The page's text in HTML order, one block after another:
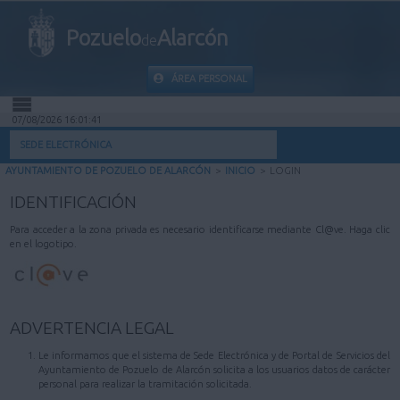
PozuelodeAlarcón
ÁREA PERSONAL
INICIO
MI CARPETA
INFORMACIÓN MUNICIPAL
AYUDA
07/08/2026 16:01:41
SEDE ELECTRÓNICA
AYUNTAMIENTO DE POZUELO DE ALARCÓN > INICIO > LOGIN
IDENTIFICACIÓN
Para acceder a la zona privada es necesario identificarse mediante Cl@ve. Haga clic
en el logotipo.
ADVERTENCIA LEGAL
Le informamos que el sistema de Sede Electrónica y de Portal de Servicios del
Ayuntamiento de Pozuelo de Alarcón solicita a los usuarios datos de carácter
personal para realizar la tramitación solicitada.